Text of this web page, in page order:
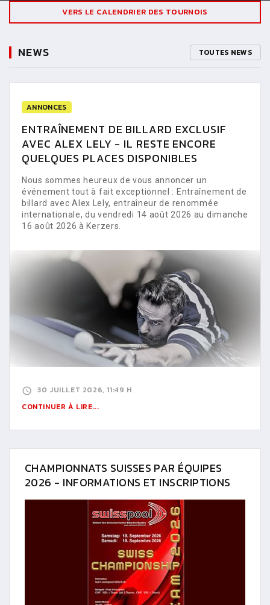
VERS LE CALENDRIER DES TOURNOIS
NEWS TOUTES NEWS
ANNONCES
ENTRAÎNEMENT DE BILLARD EXCLUSIF
AVEC ALEX LELY - IL RESTE ENCORE
QUELQUES PLACES DISPONIBLES
Nous sommes heureux de vous annoncer un
événement tout à fait exceptionnel : Entraînement de
billard avec Alex Lely, entraîneur de renommée
internationale, du vendredi 14 août 2026 au dimanche
16 août 2026 à Kerzers.
30 JUILLET 2026, 11:49 H
CONTINUER À LIRE...
CHAMPIONNATS SUISSES PAR ÉQUIPES
2026 - INFORMATIONS ET INSCRIPTIONS